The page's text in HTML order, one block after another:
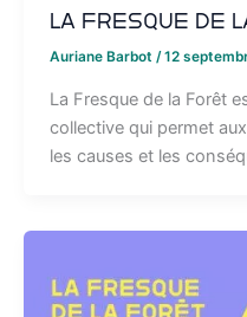
La Fresque de
Auriane Barbot /12
La Fresque de la Forêt
collective qui permet
les causes et les